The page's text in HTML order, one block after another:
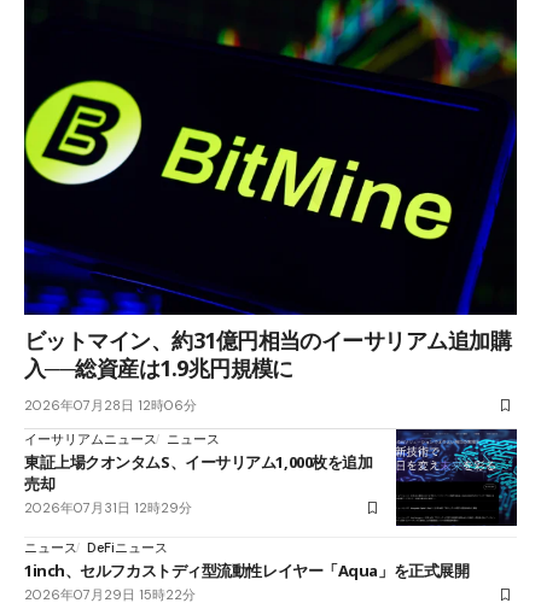
ビットマイン、約31億円相当のイーサリアム追加購
入──総資産は1.9兆円規模に
2026年07月28日 12時06分
イーサリアムニュース
ニュース
東証上場クオンタムS、イーサリアム1,000枚を追加
売却
2026年07月31日 12時29分
ニュース DeFiニュース
1inch、セルフカストディ型流動性レイヤー「Aqua」を正式展開
2026年07月29日 15時22分